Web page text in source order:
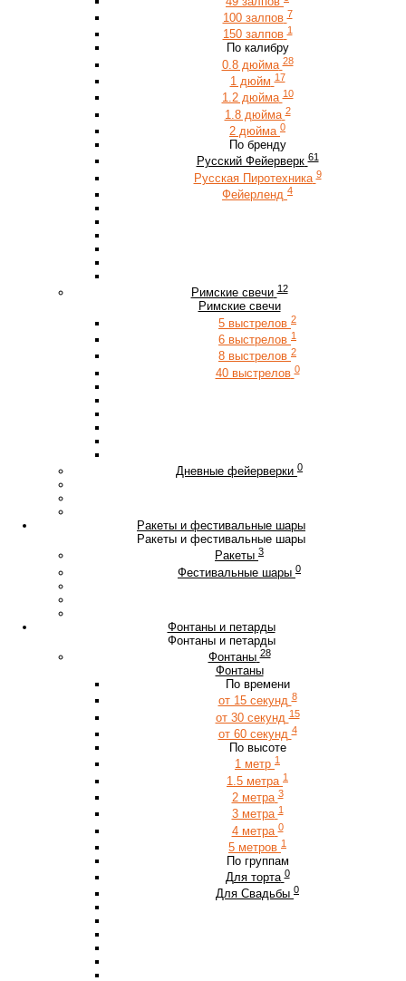
100 залпов 7
150 залпов 1
По калибру
0.8 дюйма 28
1 дюйм 17
1.2 дюйма 10
1.8 дюйма 2
2 дюйма 0
По бренду
Русский Фейерверк 61
Русская Пиротехника 9
Фейерленд 4
Римские свечи 12
Римские свечи
5 выстрелов 2
6 выстрелов 1
8 выстрелов 2
40 выстрелов 0
Дневные фейерверки 0
Ракеты и фестивальные шары
Ракеты и фестивальные шары
Ракеты 3
Фестивальные шары 0
Фонтаны и петарды
Фонтаны и петарды
Фонтаны 28
Фонтаны
По времени
от 15 секунд 8
от 30 секунд 15
от 60 секунд 4
По высоте
1 метр 1
1.5 метра 1
2 метра 3
3 метра 1
4 метра 0
5 метров 1
По группам
Для торта 0
Для Свадьбы 0